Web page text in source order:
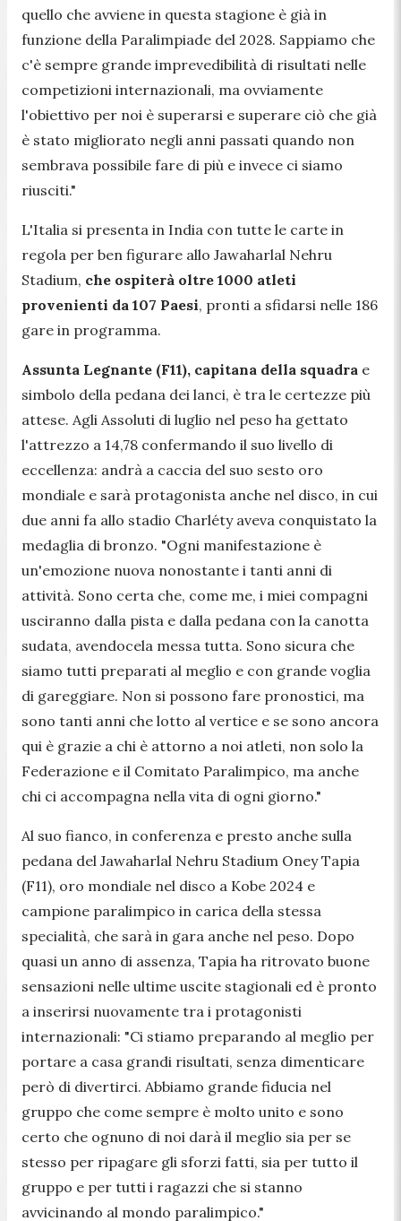
quello che avviene in questa stagione è già in
funzione della Paralimpiade del 2028. Sappiamo che
c'è sempre grande imprevedibilità di risultati nelle
competizioni internazionali, ma ovviamente
l'obiettivo per noi è superarsi e superare ciò che già
è stato migliorato negli anni passati quando non
sembrava possibile fare di più e invece ci siamo
riusciti."
L'Italia si presenta in India con tutte le carte in
regola per ben figurare allo Jawaharlal Nehru
Stadium, che ospiterà oltre 1000 atleti
provenienti da 107 Paesi, pronti a sfidarsi nelle 186
gare in programma.
Assunta Legnante (F11), capitana della squadra e
simbolo della pedana dei lanci, è tra le certezze più
attese. Agli Assoluti di luglio nel peso ha gettato
l'attrezzo a 14,78 confermando il suo livello di
eccellenza: andrà a caccia del suo sesto oro
mondiale e sarà protagonista anche nel disco, in cui
due anni fa allo stadio Charléty aveva conquistato la
medaglia di bronzo. "Ogni manifestazione è
un'emozione nuova nonostante i tanti anni di
attività. Sono certa che, come me, i miei compagni
usciranno dalla pista e dalla pedana con la canotta
sudata, avendocela messa tutta. Sono sicura che
siamo tutti preparati al meglio e con grande voglia
di gareggiare. Non si possono fare pronostici, ma
sono tanti anni che lotto al vertice e se sono ancora
qui è grazie a chi è attorno a noi atleti, non solo la
Federazione e il Comitato Paralimpico, ma anche
chi ci accompagna nella vita di ogni giorno."
Al suo fianco, in conferenza e presto anche sulla
pedana del Jawaharlal Nehru Stadium Oney Tapia
(F11), oro mondiale nel disco a Kobe 2024 e
campione paralimpico in carica della stessa
specialità, che sarà in gara anche nel peso. Dopo
quasi un anno di assenza, Tapia ha ritrovato buone
sensazioni nelle ultime uscite stagionali ed è pronto
a inserirsi nuovamente tra i protagonisti
internazionali: "Ci stiamo preparando al meglio per
portare a casa grandi risultati, senza dimenticare
però di divertirci. Abbiamo grande fiducia nel
gruppo che come sempre è molto unito e sono
certo che ognuno di noi darà il meglio sia per se
stesso per ripagare gli sforzi fatti, sia per tutto il
gruppo e per tutti i ragazzi che si stanno
avvicinando al mondo paralimpico."